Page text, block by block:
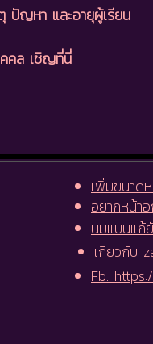
ปัญหา และอายุผู้เรียน
คคล เชิญที่นี่
เพิ่มขนาด
อยากหน้า
นมแบนแก้
เกี่ยวกับ
Fb.